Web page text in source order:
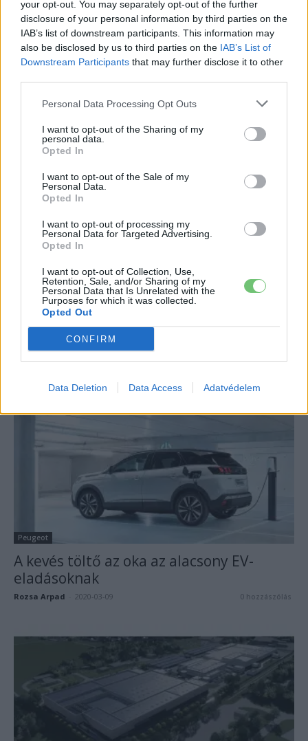
your opt-out. You may separately opt-out of the further
disclosure of your personal information by third parties on the
IAB’s list of downstream participants. This information may
also be disclosed by us to third parties on the IAB’s List of
Downstream Participants that may further disclose it to other
Personal Data Processing Opt Outs
I want to opt-out of the Sharing of my
personal data.
Opted In
I want to opt-out of the Sale of my
Personal Data.
Opted In
I want to opt-out of processing my
Personal Data for Targeted Advertising.
Opted In
I want to opt-out of Collection, Use,
Retention, Sale, and/or Sharing of my
Personal Data that Is Unrelated with the
Purposes for which it was collected.
Opted Out
CONFIRM
Data Deletion Data Access Adatvédelem
Ennyibe kerül Magyarországon a tisztán
elektromos Peugeot e2008
e-cars.hu - 2020-03-22 2 hozzászólás
Elektromos lesz a Peugeot 108 is
Peugeot
A kevés töltő az oka az alacsony EV-
eladásoknak
Rozsa Arpad 2020-03-09 0 hozzászólás